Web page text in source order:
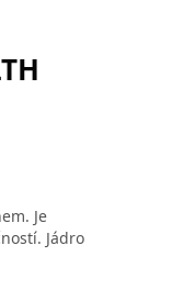
Je
Jádro